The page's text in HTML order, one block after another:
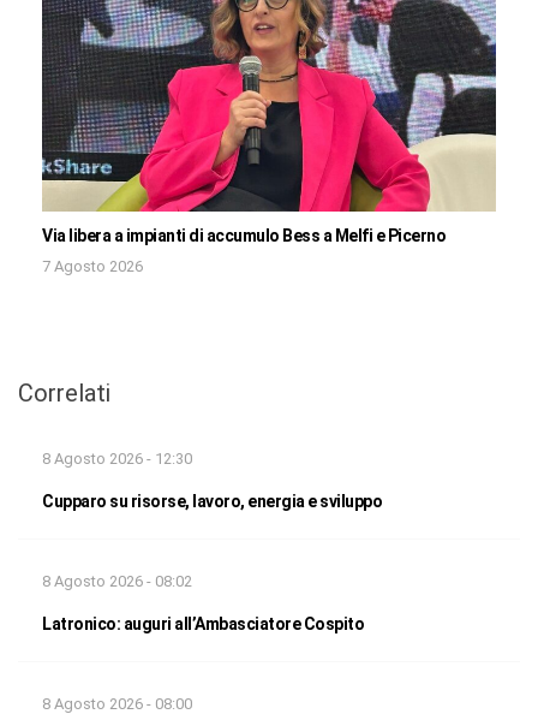
Via libera a impianti di accumulo Bess a Melfi e Picerno
7 Agosto 2026
Correlati
8 Agosto 2026 - 12:30
Cupparo su risorse, lavoro, energia e sviluppo
8 Agosto 2026 - 08:02
Latronico: auguri all’Ambasciatore Cospito
8 Agosto 2026 - 08:00